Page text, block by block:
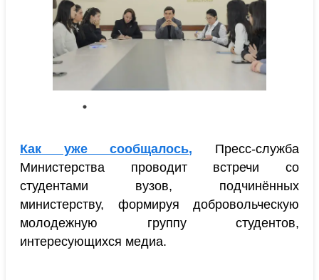
Как уже сообщалось, Пресс-служба
Министерства проводит встречи со
студентами вузов, подчинённых
министерству, формируя добровольческую
молодежную группу студентов,
интересующихся медиа.